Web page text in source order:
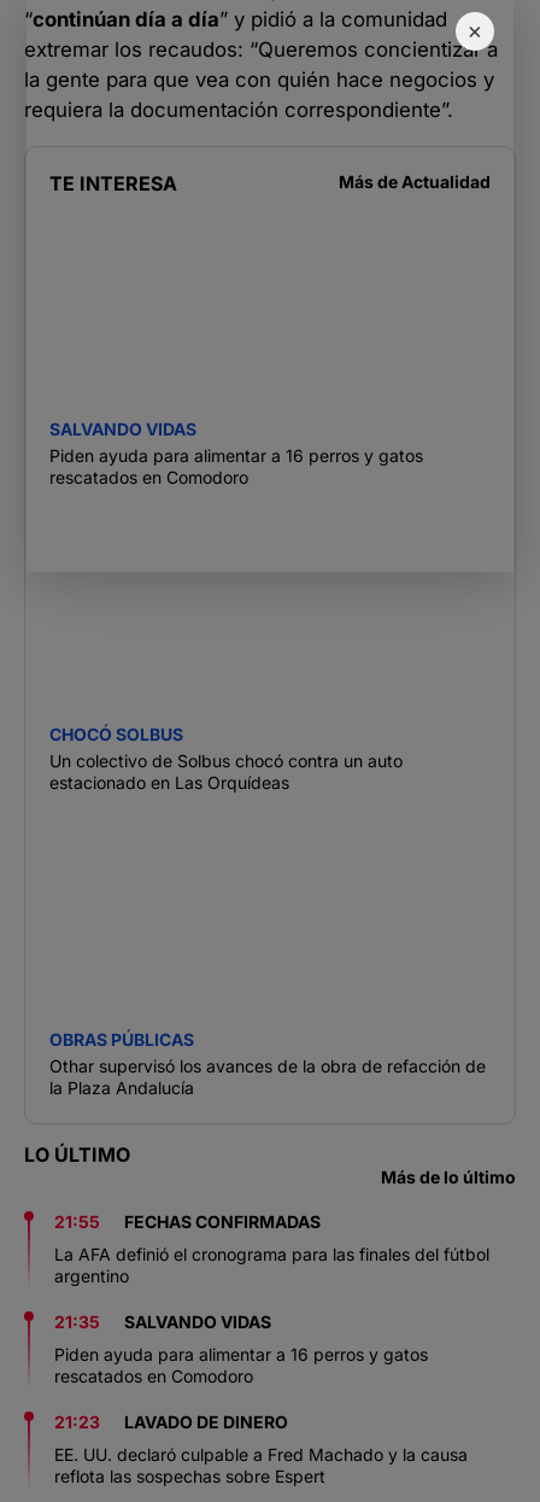
×
“continúan día a día” y pidió a la comunidad
extremar los recaudos: “Queremos concientizar a
la gente para que vea con quién hace negocios y
requiera la documentación correspondiente”.
TE INTERESA Más de Actualidad
SALVANDO VIDAS
Piden ayuda para alimentar a 16 perros y gatos
rescatados en Comodoro
CHOCÓ SOLBUS
Un colectivo de Solbus chocó contra un auto
estacionado en Las Orquídeas
OBRAS PÚBLICAS
Othar supervisó los avances de la obra de refacción de
la Plaza Andalucía
LO ÚLTIMO
Más de lo último
21:55
FECHAS CONFIRMADAS
La AFA definió el cronograma para las finales del fútbol
argentino
21:35
SALVANDO VIDAS
Piden ayuda para alimentar a 16 perros y gatos
rescatados en Comodoro
21:23
LAVADO DE DINERO
EE. UU. declaró culpable a Fred Machado y la causa
reflota las sospechas sobre Espert